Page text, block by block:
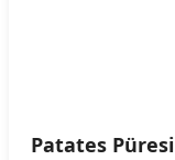
Patates